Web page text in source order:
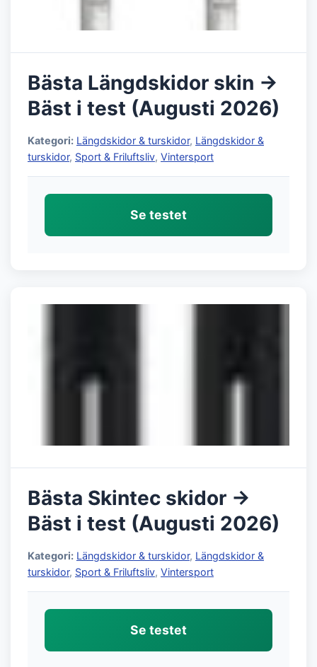
Bästa Längdskidor skin →
Bäst i test (Augusti 2026)
Kategori: Längdskidor & turskidor, Längdskidor &
turskidor, Sport & Friluftsliv, Vintersport
Se testet
Bästa Skintec skidor →
Bäst i test (Augusti 2026)
Kategori: Längdskidor & turskidor, Längdskidor &
turskidor, Sport & Friluftsliv, Vintersport
Se testet